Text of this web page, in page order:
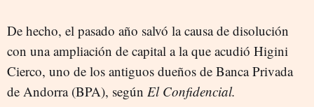
De hecho, el pasado año salvó la causa de disolución
con una ampliación de capital a la que acudió Higini
Cierco, uno de los antiguos dueños de Banca Privada
de Andorra (BPA), según El Confidencial.